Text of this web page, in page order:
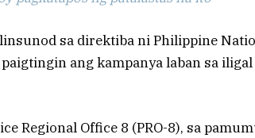
sa direktiba ni Philippine
ang kampanya laban sa
Regional Office 8 (PRO-8), sa